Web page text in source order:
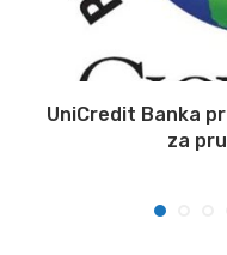
UniCredit Banka
za